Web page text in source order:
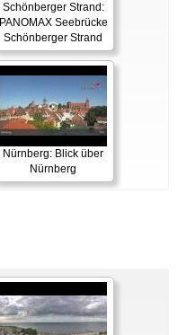
Schönberger Strand:
PANOMAX Seebrücke
Schönberger Strand
Nürnberg: Blick über
Nürnberg